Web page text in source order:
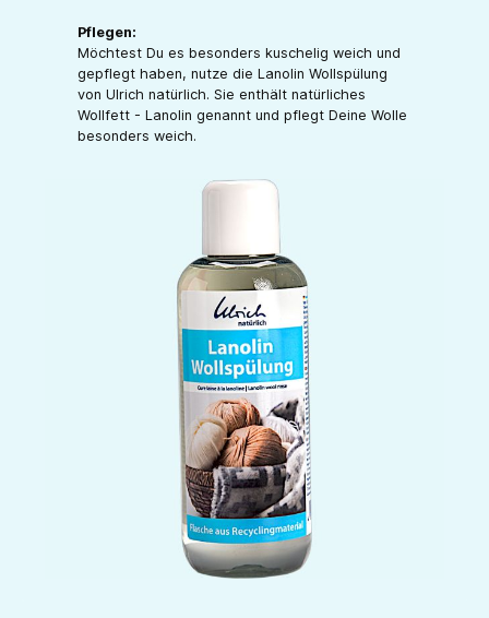
Pflegen:
Möchtest Du es besonders kuschelig weich und
gepflegt haben, nutze die Lanolin Wollspülung
von Ulrich natürlich. Sie enthält natürliches
Wollfett - Lanolin genannt und pflegt Deine Wolle
besonders weich.